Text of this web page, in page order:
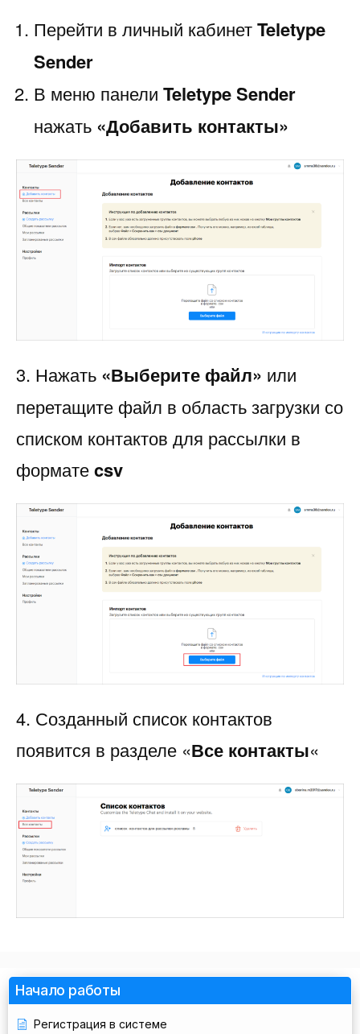
Начало работы
Регистрация в системе
Перейти в личный кабинетTeletype
Sender
В меню панели Teletype Sender
нажать «Добавить контакты»
3. Нажать «Выберите файл» или
перетащите файл в область загрузки со
списком контактов для рассылки в
форматеcsv
4. Созданный список контактов
появится в разделе «Все контакты«